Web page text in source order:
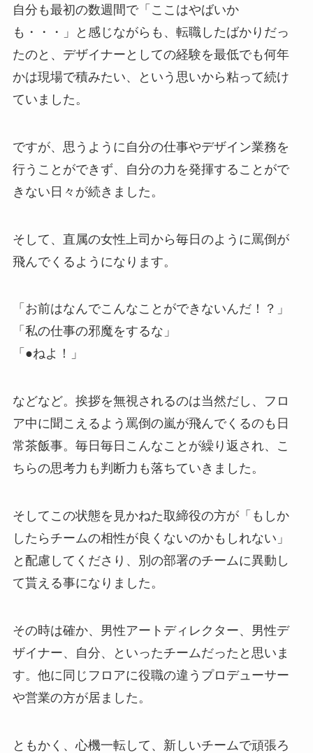
自分も最初の数週間で「ここはやばいか
も・・・」と感じながらも、転職したばかりだっ
たのと、デザイナーとしての経験を最低でも何年
かは現場で積みたい、という思いから粘って続け
ていました。
ですが、思うように自分の仕事やデザイン業務を
行うことができず、自分の力を発揮することがで
きない日々が続きました。
そして、直属の女性上司から毎日のように罵倒が
飛んでくるようになります。
「お前はなんでこんなことができないんだ！？」
「私の仕事の邪魔をするな」
「●ねよ！」
などなど。挨拶を無視されるのは当然だし、フロ
ア中に聞こえるよう罵倒の嵐が飛んでくるのも日
常茶飯事。毎日毎日こんなことが繰り返され、こ
ちらの思考力も判断力も落ちていきました。
そしてこの状態を見かねた取締役の方が「もしか
したらチームの相性が良くないのかもしれない」
と配慮してくださり、別の部署のチームに異動し
て貰える事になりました。
その時は確か、男性アートディレクター、男性デ
ザイナー、自分、といったチームだったと思いま
す。他に同じフロアに役職の違うプロデューサー
や営業の方が居ました。
ともかく、心機一転して、新しいチームで頑張ろ